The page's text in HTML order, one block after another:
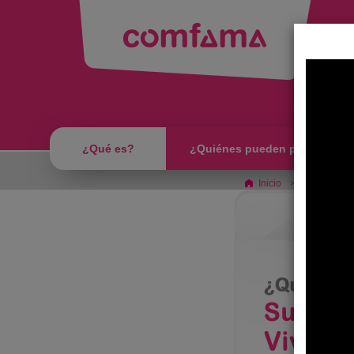
¿Qué es? ¿Quiénes pueden postularse?
Inicio